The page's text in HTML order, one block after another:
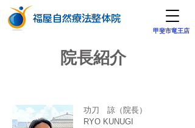
​福屋自然療法整体院
​甲斐市竜王店
​院長紹介
功刀 諒（院長）
​RYO KUNUGI